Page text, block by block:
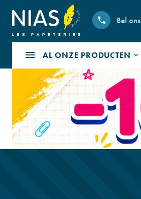
Bel ons
AL ONZE PRODUCTEN